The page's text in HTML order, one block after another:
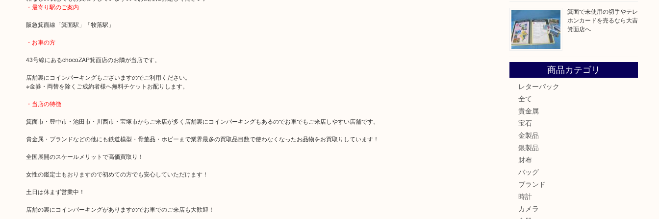
・最寄り駅のご案内
阪急箕面線「箕面駅」「牧落駅」
・お車の方
43号線にあるchocoZAP箕面店のお隣が当店です。
店舗裏にコインパーキングもございますのでご利用ください。
※金券・両替を除くご成約者様へ無料チケットお配りします。
・当店の特徴
箕面市・豊中市・池田市・川西市・宝塚市からご来店が多く店舗裏にコインパーキングもあるのでお車でもご来店しやすい店舗です。
貴金属・ブランドなどの他にも鉄道模型・骨董品・ホビーまで業界最多の買取品目数で使わなくなったお品物をお買取りしています！
全国展開のスケールメリットで高価買取り！
女性の鑑定士もおりますので初めての方でも安心していただけます！
土日は休まず営業中！
店舗の裏にコインパーキングがありますのでお車でのご来店も大歓迎！
箕面で未使用の切手やテレ
ホンカードを売るなら大吉
箕面店へ
商品カテゴリ
レターパック
全て
貴金属
宝石
金製品
銀製品
財布
バッグ
ブランド
時計
カメラ